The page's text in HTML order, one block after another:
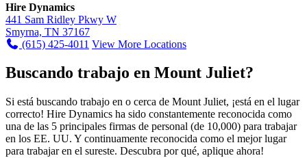
Hire Dynamics
441 Sam Ridley Pkwy W
Smyrna, TN 37167
(615) 425-4011 View More Locations
Buscando trabajo en Mount Juliet?
Si está buscando trabajo en o cerca de Mount Juliet, ¡está en el lugar
correcto! Hire Dynamics ha sido constantemente reconocida como
una de las 5 principales firmas de personal (de 10,000) para trabajar
en los EE. UU. Y continuamente reconocida como el mejor lugar
para trabajar en el sureste. Descubra por qué, aplique ahora!